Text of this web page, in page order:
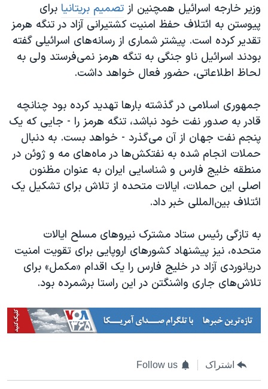
وزیر خارجه اسرائیل همچنین از تصمیم بریتانیا برای
پیوستن به ائتلاف حفظ امنیت کشتیرانی آزاد در تنگه هرمز
تقدیر کرده است. پیشتر شماری از رسانه‌های اسرائیلی گفته
بودند اسرائیل ناو جنگی به تنگه هرمز نمی‌فرستد ولی به
لحاظ اطلاعاتی، حضور فعال خواهد داشت.
جمهوری اسلامی در گذشته بارها تهدید کرده بود چنانچه
قادر به صدور نفت خود نباشد، تنگه هرمز را - جایی که یک
پنجم نفت جهان از آن می‌گذرد - خواهد بست. به دنبال
حملات انجام شده به نفتکش‌ها در ماه‌های مه و ژوئن در
منطقه خلیج فارس و شناسایی ایران به عنوان مظنون
اصلی این حملات، ایالات متحده از تلاش برای تشکیل یک
ائتلاف بین‌المللی خبر داد.
به تازگی رئیس ستاد مشترک نیروهای مسلح ایالات
متحده، نیز پیشنهاد کشورهای اروپایی برای تقویت امنیت
دریانوردی آزاد در خلیج فارس را یک اقدام «مکمل» برای
تلاش‌های جاری واشنگتن در این راستا برشمرده بود.
اشتراک Follow us